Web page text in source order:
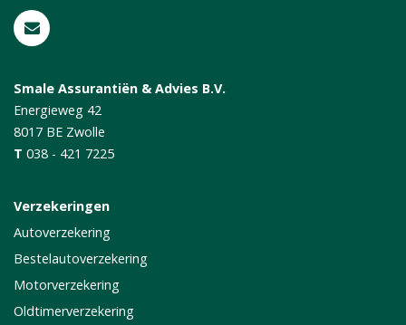
Smale Assurantiën & Advies B.V.
Energieweg 42
8017 BE Zwolle
T 038 - 421 7225
Verzekeringen
Autoverzekering
Bestelautoverzekering
Motorverzekering
Oldtimerverzekering